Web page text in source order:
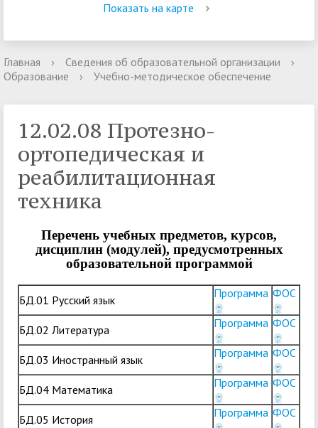
Показать на карте
Главная › Сведения об образовательной организации
›
Образование
› Учебно-методическое обеспечение
12.02.08 Протезно-
ортопедическая и
реабилитационная
техника
Перечень учебных предметов, курсов,
дисциплин (модулей), предусмотренных
образовательной программой
БД.01 Русский язык Программа ФОС
БД.02 Литература Программа ФОС
БД.03 Иностранный язык Программа ФОС
БД.04 Математика Программа ФОС
БД.05 История Программа ФОС